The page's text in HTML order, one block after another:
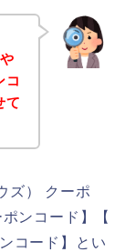
コ
て
ズ） クーポ
ンコード】【
コード】とい